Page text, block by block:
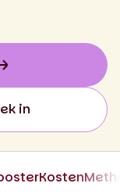
in
Kosten